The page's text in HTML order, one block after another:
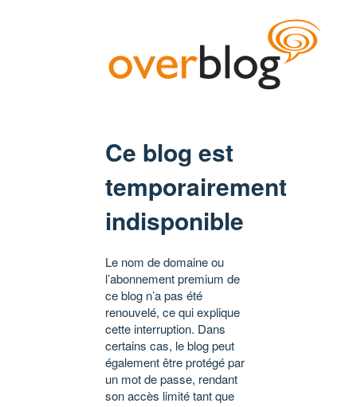
Ce blog est
temporairement
indisponible
Le nom de domaine ou
l’abonnement premium de
ce blog n’a pas été
renouvelé, ce qui explique
cette interruption. Dans
certains cas, le blog peut
également être protégé par
un mot de passe, rendant
son accès limité tant que